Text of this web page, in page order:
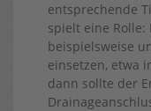
entsprechende
spielt eine Rolle:
beispielsweise
einsetzen, etwa
dann sollte der